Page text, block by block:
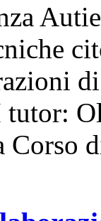
tutor: